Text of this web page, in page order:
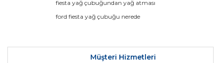
Yorum Yaz
Ürün resmi kalitesiz, bozuk veya görüntülenemiyor.
Ürün fiyatı diğer sitelerden daha pahalı.
fiesta yağ çubuğundan yağ atması
ford fiesta yağ çubuğu nerede
Müşteri Hizmetleri